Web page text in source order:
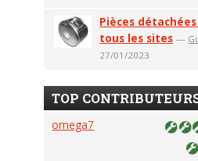
Pièces
tous les sites —
27/01/2023
TOP
omega7